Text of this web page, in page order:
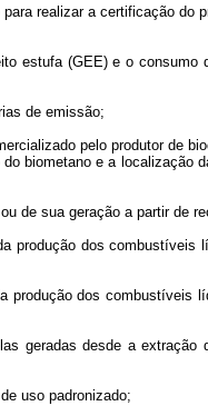
realizar a certificação do
estufa (GEE) e o consumo
de emissão;
pelo produtor de
biometano e a localização
de sua geração a partir de
dos combustíveis
dos combustíveis
geradas desde a extração
uso padronizado;